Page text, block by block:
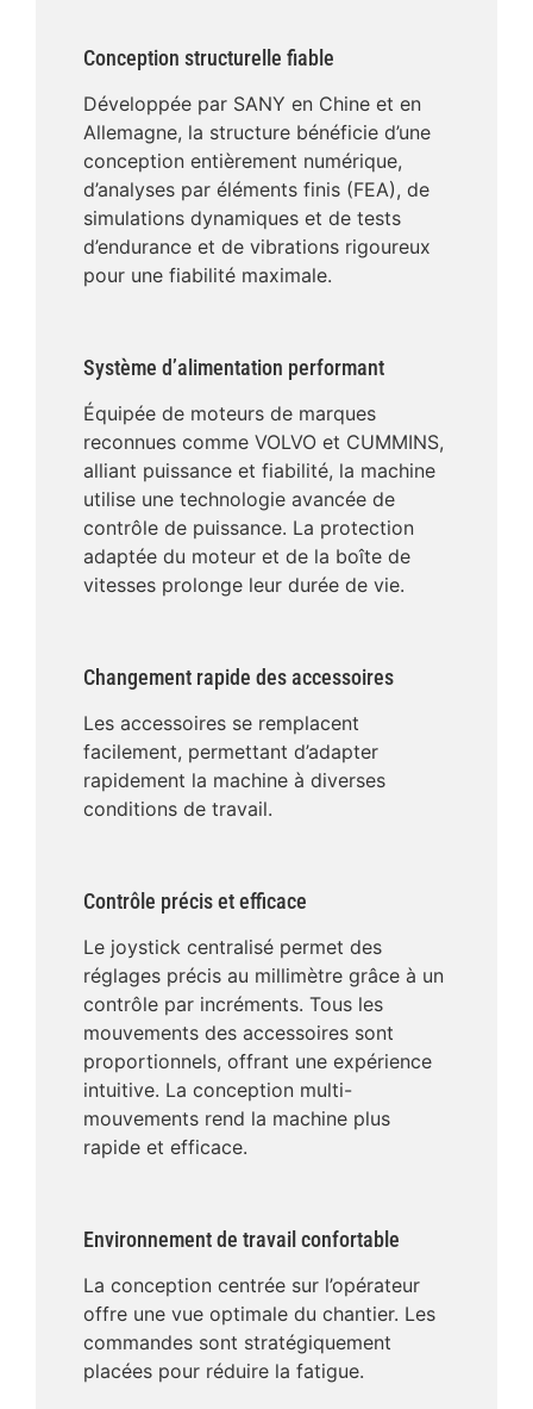
Conception structurelle fiable
Développée par SANY en Chine et en
Allemagne, la structure bénéficie d’une
conception entièrement numérique,
d’analyses par éléments finis (FEA), de
simulations dynamiques et de tests
d’endurance et de vibrations rigoureux
pour une fiabilité maximale.
Système d’alimentation performant
Équipée de moteurs de marques
reconnues comme VOLVO et CUMMINS,
alliant puissance et fiabilité, la machine
utilise une technologie avancée de
contrôle de puissance. La protection
adaptée du moteur et de la boîte de
vitesses prolonge leur durée de vie.
Changement rapide des accessoires
Les accessoires se remplacent
facilement, permettant d’adapter
rapidement la machine à diverses
conditions de travail.
Contrôle précis et efficace
Le joystick centralisé permet des
réglages précis au millimètre grâce à un
contrôle par incréments. Tous les
mouvements des accessoires sont
proportionnels, offrant une expérience
intuitive. La conception multi-
mouvements rend la machine plus
rapide et efficace.
Environnement de travail confortable
La conception centrée sur l’opérateur
offre une vue optimale du chantier. Les
commandes sont stratégiquement
placées pour réduire la fatigue.